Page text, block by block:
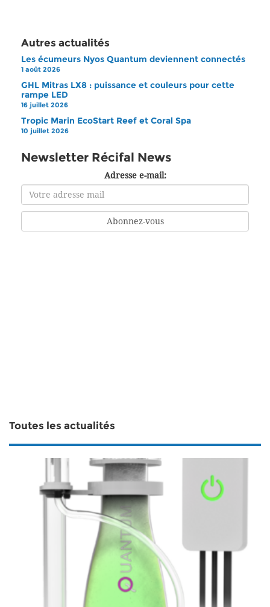
Autres actualités
Les écumeurs Nyos Quantum deviennent connectés
1 août 2026
GHL Mitras LX8 : puissance et couleurs pour cette
rampe LED
16 juillet 2026
Tropic Marin EcoStart Reef et Coral Spa
10 juillet 2026
Newsletter Récifal News
Adresse e-mail:
Toutes les actualités